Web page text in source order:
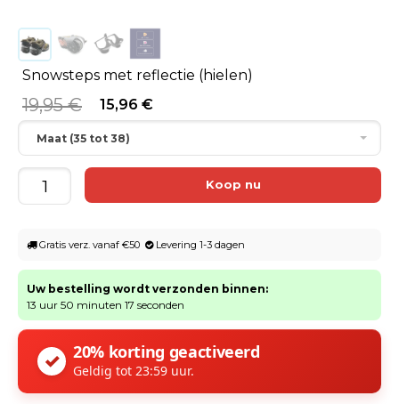
Snowsteps met reflectie (hielen)
19,95 € 15,96 €
Maat (35 tot 38)
Gratis verz. vanaf €50 Levering 1-3 dagen
Uw bestelling wordt verzonden binnen:
13 uur 50 minuten 17 seconden
✓ 20% korting geactiveerd
Geldig tot 23:59 uur.